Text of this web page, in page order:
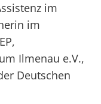
im
im
Ilmenau e.V.,
Deutschen